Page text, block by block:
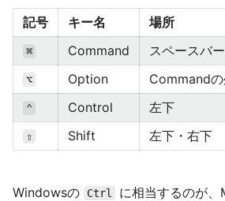
記号 キー名 場所
⌘ Command スペースバ
⌥ Option Command
⌃ Control 左下
⇧ Shift 左下・右下
Windowsの Ctrl に相当するのが、